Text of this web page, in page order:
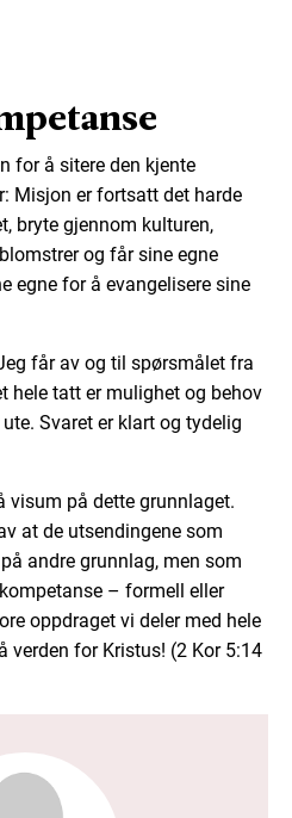
for å sitere den kjente
Misjon er fortsatt det harde
bryte gjennom kulturen,
og får sine egne
egne for å evangelisere sine
får av og til spørsmålet fra
hele tatt er mulighet og behov
Svaret er klart og tydelig
visum på dette grunnlaget.
at de utsendingene som
andre grunnlag, men som
– formell eller
oppdraget vi deler med hele
verden for Kristus! (2 Kor 5:14